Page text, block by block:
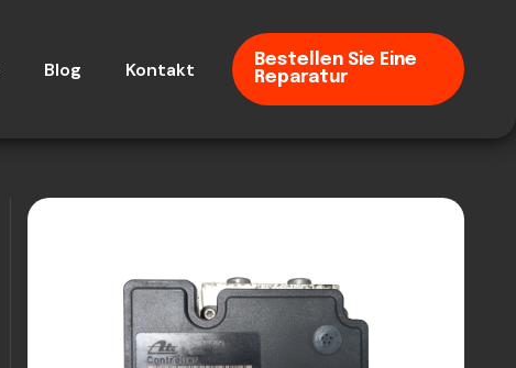
Blog Kontakt
Bestellen Sie Eine
Reparatur